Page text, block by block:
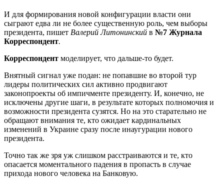
И для формирования новой конфигурации власти они
сыграют едва ли не более существенную роль, чем выборы
президента, пишет Валерий Литонинский в №7 Журнала
Корреспондент.
Корреспондент моделирует, что дальше-то будет.
Внятный сигнал уже подан: не попавшие во второй тур
лидеры политических сил активно продвигают
законопроекты об импичменте президенту. И, конечно, не
исключены другие шаги, в результате которых полномочия и
возможности президента сузятся. Но на это старательно не
обращают внимания те, кто ожидает кардинальных
изменений в Украине сразу после инаугурации нового
президента.
Точно так же зря уж слишком расстраиваются и те, кто
опасается моментального падения в пропасть в случае
прихода нового человека на Банковую.